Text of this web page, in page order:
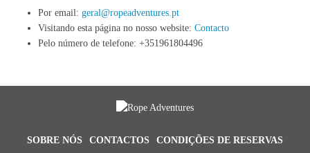
Por email: geral@ropeadventures.pt
Visitando esta página no nosso website: Contacto
Pelo número de telefone: +351961804496
SOBRE NÓS CONTACTOS CONDIÇÕES DE RESERVAS